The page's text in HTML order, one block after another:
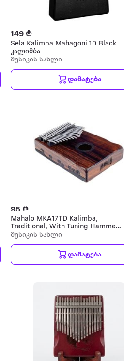
149 ₾
Sela Kalimba Mahagoni 10 Black
კალიმბა
მუსიკის სახლი
დამატება
95 ₾
Mahalo MKA17TD Kalimba,
Traditional, With Tuning Hammer
And Carry Bag კალიმბა ჩანთით
მუსიკის სახლი
დამატება